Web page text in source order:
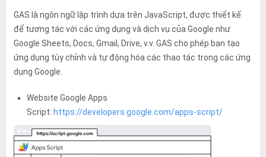
GAS là ngôn ngữ lập trình dựa trên JavaScript, được thiết kế
để tương tác với các ứng dụng và dịch vụ của Google như
Google Sheets, Docs, Gmail, Drive, v.v. GAS cho phép bạn tạo
ứng dụng tùy chỉnh và tự động hóa các thao tác trong các ứng
dụng Google.
Website Google Apps
Script: https://developers.google.com/apps-script/
「Chính sách bảo mật」Nếu bạn đồng ý với những điều trên, vui
Một email trả lời tự động sẽ được gửi đến địa chỉ email bạn đã
đó.